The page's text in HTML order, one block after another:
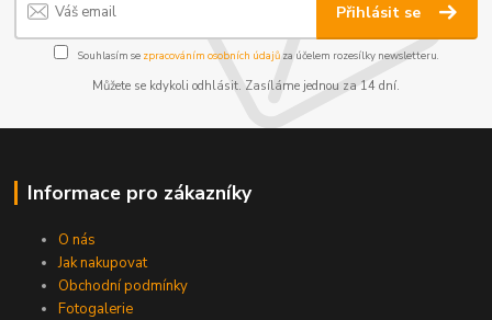
Přihlásit se
Souhlasím se zpracováním osobních údajůza účelem rozesílky newsletteru.
Můžete se kdykoli odhlásit. Zasíláme jednou za 14 dní.
Informace pro zákazníky
O nás
Jak nakupovat
Obchodní podmínky
Fotogalerie